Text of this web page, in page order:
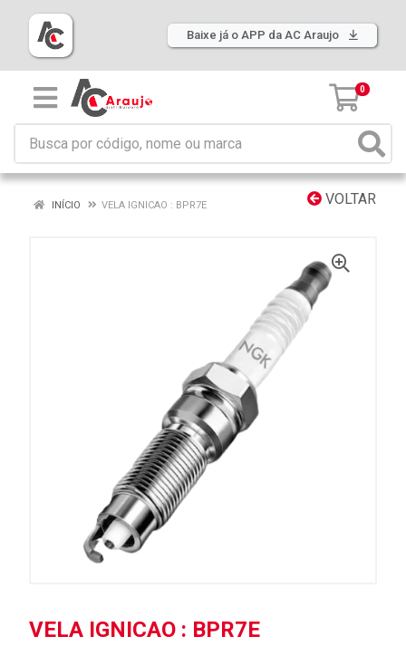
Baixe já o APP da AC Araujo
0
VOLTAR
INÍCIO VELA IGNICAO : BPR7E
VELA IGNICAO : BPR7E